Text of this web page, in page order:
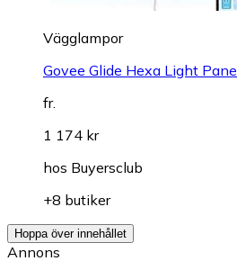
Vägglampor
Govee Glide Hexa Light
fr.
1 174 kr
hos Buyersclub
+8 butiker
Hoppa över innehållet
Annons